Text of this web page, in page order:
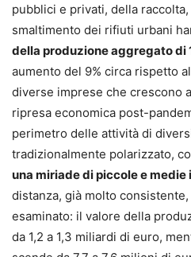
pubblici e privati, della
smaltimento dei rifiuti urbani
della produzione aggregato di
aumento del 9% circa rispetto
diverse imprese che crescono
ripresa economica post-
perimetro delle attività di
tradizionalmente polarizzato,
una miriade di piccole e medie
distanza, già molto
esaminato: il valore della
da 1,2 a 1,3 miliardi di euro,